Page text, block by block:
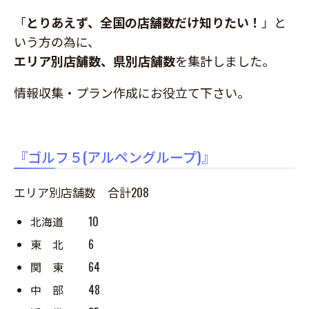
「とりあえず、全国の店舗数だけ知りたい！ 」と
いう方の為に、
エリア別店舗数、県別店舗数を集計しました。
情報収集・プラン作成にお役立て下さい。
『ゴルフ５(アルペングループ)』
エリア別店舗数 合計208
北海道 10
東 北 6
関 東 64
中 部 48